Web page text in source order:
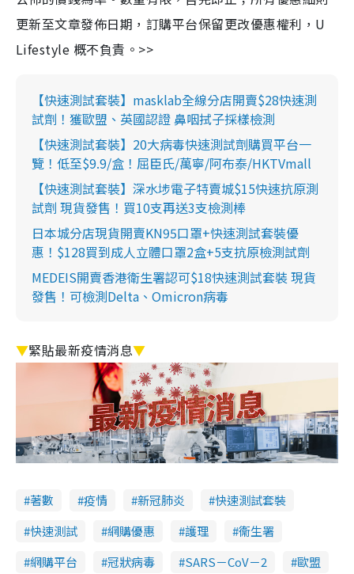
更新至文章發佈日期，訂購平台保留更改優惠權利，U
Lifestyle 概不負責。>>
【快速測試套裝】masklab全線分店開賣$28快速測
試劑！獲歐盟、英國認證 鼻咽拭子採樣檢測
【快速測試套裝】20大病毒快速測試劑購買平台一
覽！低至$9.9/盒！屈臣氏/萬寧/阿布泰/HKTVmall
【快速測試套裝】深水埗電子特賣城$15快速抗原測
試劑 現貨發售！買10支再送3支檢測棒
日本城分店現貨開賣KN95口罩+快速測試套裝優
惠！$128買到成人立體口罩2盒+5支抗原檢測試劑
MEDEIS開賣香港衛生署認可$18快速測試套裝 現貨
發售！可檢測Delta、Omicron病毒
▼緊貼最新疫情消息▼
著數 疫情 新冠肺炎
快速測試套裝
快速測試
網購優惠 護理
衞生署
網購平台
冠狀病毒 SARS－CoV－2 歐盟